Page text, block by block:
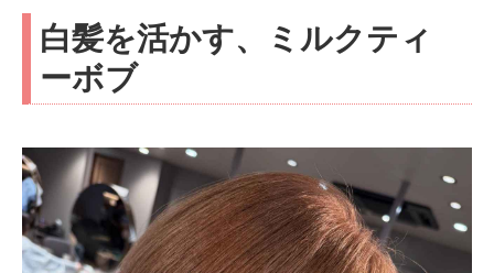
白髪を活かす、ミルクティ
ーボブ